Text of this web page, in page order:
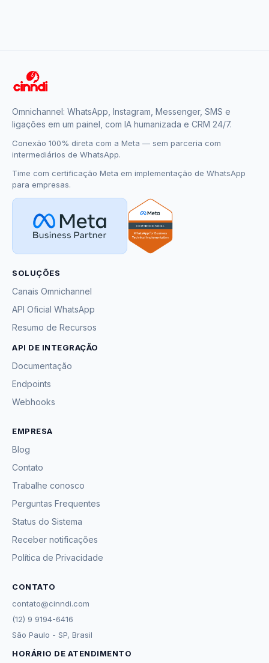
Omnichannel: WhatsApp, Instagram, Messenger, SMS e
ligações em um painel, com IA humanizada e CRM 24/7.
Conexão 100% direta com a Meta — sem parceria com
intermediários de WhatsApp.
Time com certificação Meta em implementação de WhatsApp
para empresas.
SOLUÇÕES
Canais Omnichannel
API Oficial WhatsApp
Resumo de Recursos
API DE INTEGRAÇÃO
Documentação
Endpoints
Webhooks
EMPRESA
Blog
Contato
Trabalhe conosco
Perguntas Frequentes
Status do Sistema
Receber notificações
Política de Privacidade
CONTATO
contato@cinndi.com
(12) 9 9194-6416
São Paulo - SP, Brasil
HORÁRIO DE ATENDIMENTO